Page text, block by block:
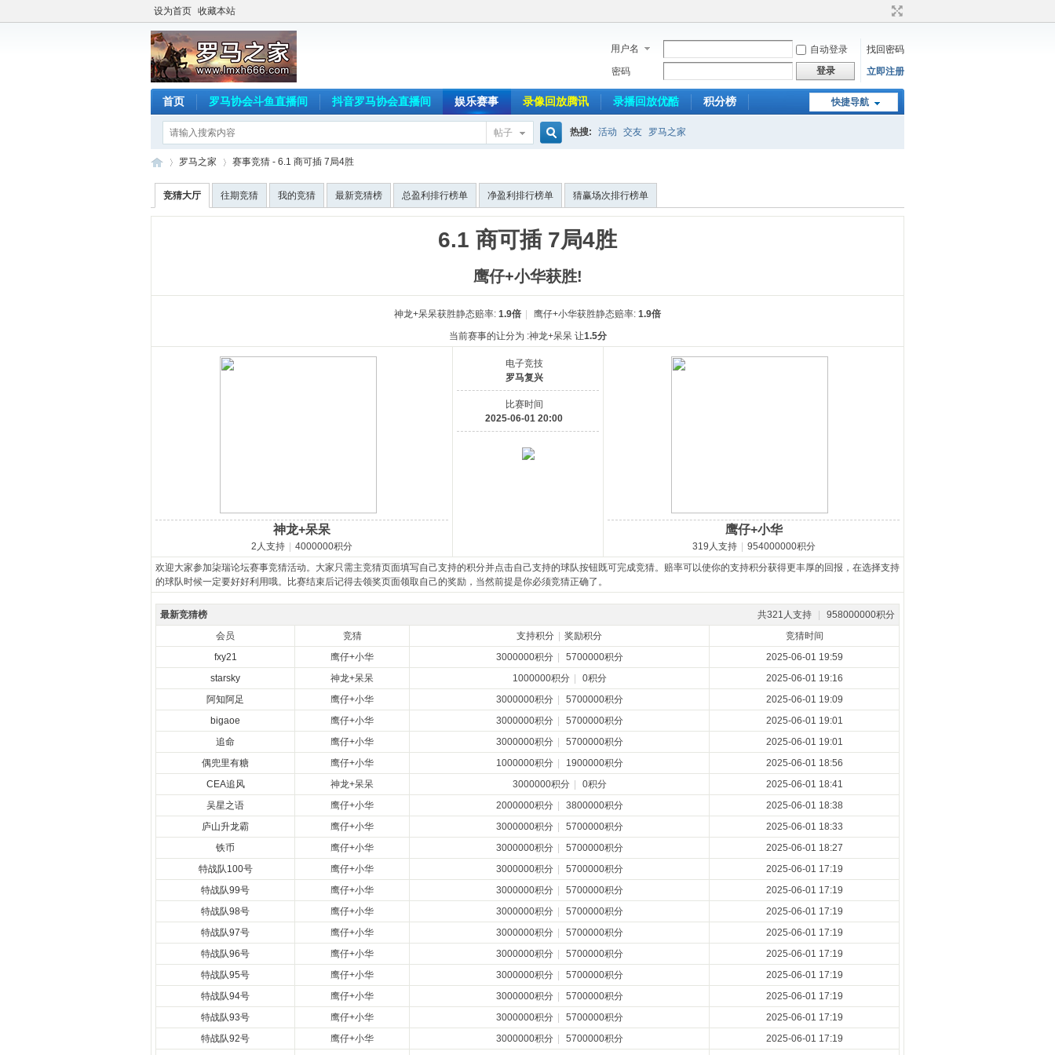
设为首页 收藏本站
用户名 自动登录
找回密码
密码
登录 立即注册
快捷导航
首页 罗马协会斗鱼直播间 抖音罗马协会直播间 娱乐赛事 录像回放腾讯 录播回放优酷 积分榜
帖子 热搜: 活动 交友 罗马之家
罗马之家 赛事竞猜 - 6.1 商可插 7局4胜
竞猜大厅 往期竞猜 我的竞猜 最新竞猜榜 总盈利排行榜单 净盈利排行榜单 猜赢场次排行榜单
6.1 商可插 7局4胜
鹰仔+小华获胜!
神龙+呆呆获胜静态赔率: 1.9倍 鹰仔+小华获胜静态赔率: 1.9倍
当前赛事的让分为 :神龙+呆呆 让1.5分
神龙+呆呆
2人支持 4000000积分
电子竞技
罗马复兴
比赛时间
2025-06-01 20:00
鹰仔+小华
319人支持
954000000积分
欢迎大家参加柒瑞论坛赛事竞猜活动。大家只需主竞猜页面填写自己支持的积分并点击自己支持的球队按钮既可完成竞猜。赔率可以使你的支持积分获得更丰厚的回报，在选择支持
的球队时候一定要好好利用哦。比赛结束后记得去领奖页面领取自己的奖励，当然前提是你必须竞猜正确了。
共321人支持 958000000积分
最新竞猜榜
会员
竞猜 支持积分 奖励积分
竞猜时间
fxy21
鹰仔+小华 3000000积分 5700000积分
2025-06-01 19:59
starsky
神龙+呆呆 1000000积分 0积分
2025-06-01 19:16
阿知阿足
鹰仔+小华 3000000积分 5700000积分
2025-06-01 19:09
bigaoe
鹰仔+小华 3000000积分 5700000积分
2025-06-01 19:01
追命
鹰仔+小华 3000000积分 5700000积分
2025-06-01 19:01
偶兜里有糖
鹰仔+小华 1000000积分 1900000积分
2025-06-01 18:56
CEA追风
神龙+呆呆 3000000积分 0积分
2025-06-01 18:41
吴星之语
鹰仔+小华 2000000积分 3800000积分
2025-06-01 18:38
庐山升龙霸
鹰仔+小华 3000000积分 5700000积分
2025-06-01 18:33
铁币
鹰仔+小华 3000000积分 5700000积分
2025-06-01 18:27
特战队100号
鹰仔+小华 3000000积分 5700000积分
2025-06-01 17:19
特战队99号
鹰仔+小华 3000000积分 5700000积分
2025-06-01 17:19
特战队98号
鹰仔+小华 3000000积分 5700000积分
2025-06-01 17:19
特战队97号
鹰仔+小华 3000000积分 5700000积分
2025-06-01 17:19
特战队96号
鹰仔+小华 3000000积分 5700000积分
2025-06-01 17:19
特战队95号
鹰仔+小华 3000000积分 5700000积分
2025-06-01 17:19
特战队94号
鹰仔+小华 3000000积分 5700000积分
2025-06-01 17:19
特战队93号
鹰仔+小华 3000000积分 5700000积分
2025-06-01 17:19
特战队92号
鹰仔+小华 3000000积分 5700000积分
2025-06-01 17:19